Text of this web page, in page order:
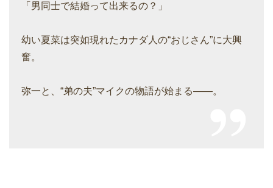
「男同士で結婚って出来るの？」
幼い夏菜は突如現れたカナダ人の“おじさん”に大興
奮。
弥一と、“弟の夫”マイクの物語が始まる――。